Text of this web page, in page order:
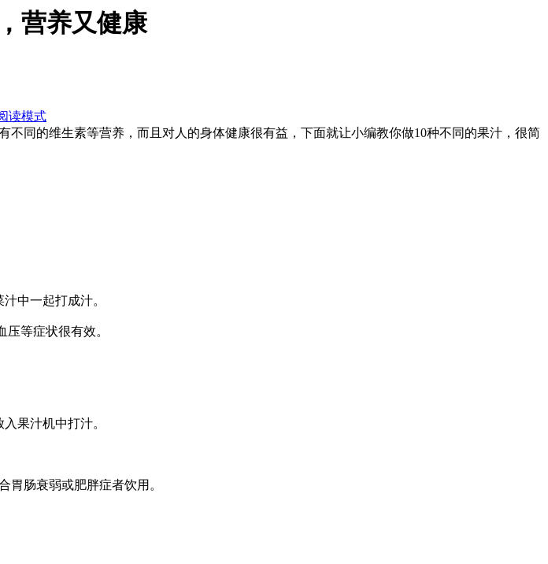
营养又健康
读模式
同的维生素等营养，而且对人的身体健康很有益，下面就让小编教你做10种不同的果汁，很简
中一起打成汁。
等症状很有效。
果汁机中打汁。
肠衰弱或肥胖症者饮用。